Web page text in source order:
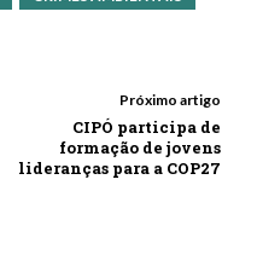
Próximo artigo
CIPÓ participa de
formação de jovens
lideranças para a COP27